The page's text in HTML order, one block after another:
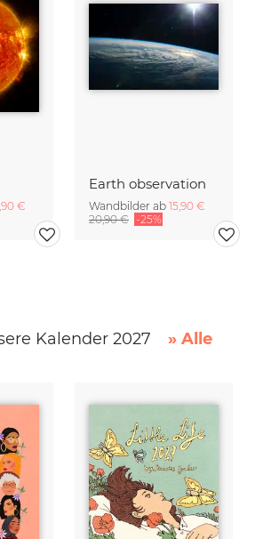
€
Earth observation
Wandbilder ab 15,90 €
20,90 € -25%
Kalender 2027
» Alle